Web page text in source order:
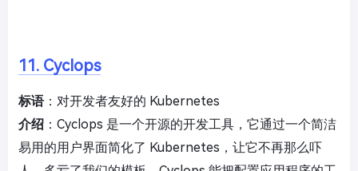
11. Cyclops
标语：对开发者友好的 Kubernetes
介绍 ：Cyclops 是一个开源的开发工具，它通过一个简洁
易用的用户界面简化了 Kubernetes，让它不再那么吓